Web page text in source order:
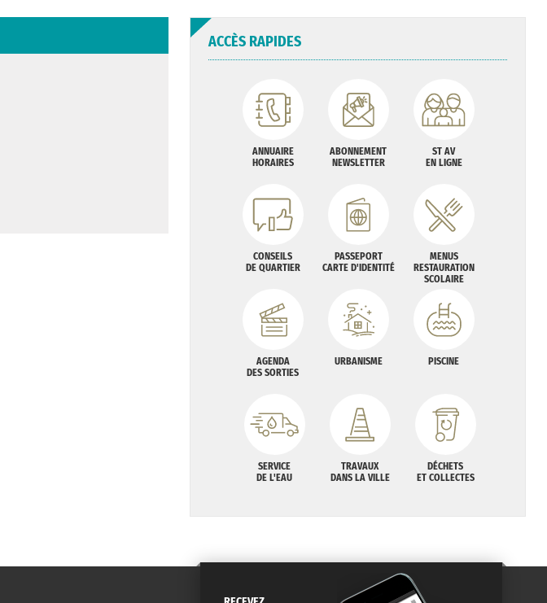
ACCÈS RAPIDES
ANNUAIRE
HORAIRES
ABONNEMENT
NEWSLETTER
ST AV
EN LIGNE
CONSEILS
DE QUARTIER
PASSEPORT
CARTE D'IDENTITÉ
MENUS
RESTAURATION
SCOLAIRE
AGENDA
DES SORTIES
URBANISME PISCINE
SERVICE
DE L'EAU
TRAVAUX
DANS LA VILLE
DÉCHETS
ET COLLECTES